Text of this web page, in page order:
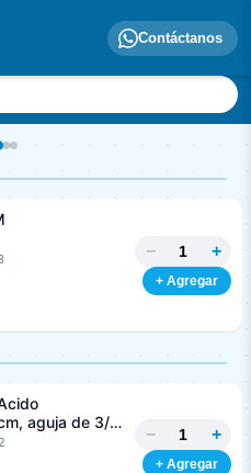
Contáctanos
− +
+ Agregar
aguja de 3/8
ARIZI
− +
+ Agregar